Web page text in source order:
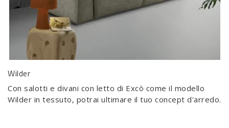
Wilder
Con salotti e divani con letto di Excò come il modello
Wilder in tessuto, potrai ultimare il tuo concept d'arredo.